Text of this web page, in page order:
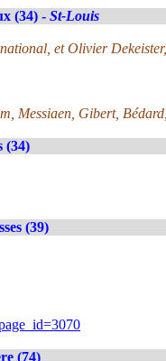
(34) - St-Louis
et Olivier
Messiaen, Gibert,
(34)
(39)
(74)